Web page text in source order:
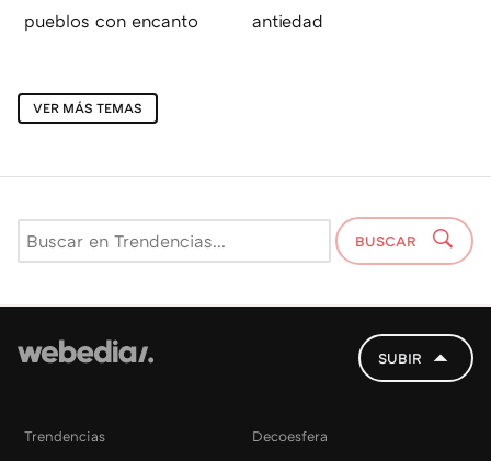
pueblos con encanto antiedad
VER MÁS TEMAS
BUSCAR
SUBIR
Trendencias Decoesfera